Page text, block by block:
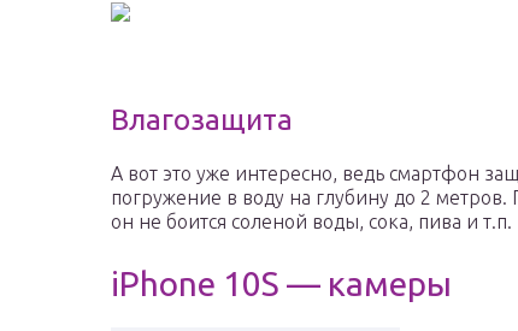
Влагозащита
А вот это уже интересно, ведь смартфон
погружение в воду на глубину до 2
он не боится соленой воды, сока, пива и т.п.
iPhone 10S — камеры